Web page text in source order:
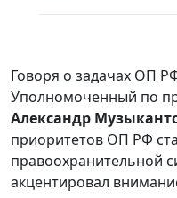
Говоря о задачах ОП
Уполномоченный по
Александр
приоритетов ОП РФ
правоохранительной
акцентировал